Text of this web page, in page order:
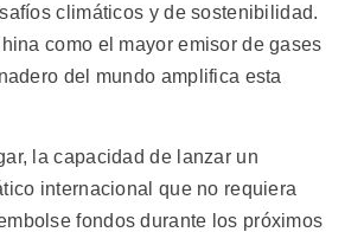
climáticos y de sostenibilidad.
como el mayor emisor de gases
del mundo amplifica esta
la capacidad de lanzar un
internacional que no requiera
fondos durante los próximos